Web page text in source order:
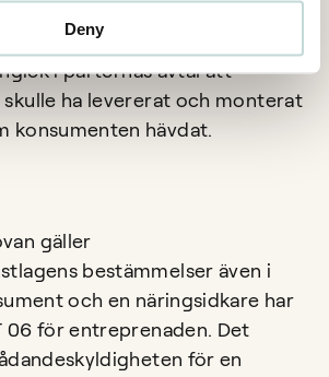
Deny
och övervakningssystem, och
i parternas avtal att
ha levererat och monterat
konsumenten hävdat.
gäller
bestämmelser även i
och en näringsidkare har
06 för entreprenaden. Det
för en